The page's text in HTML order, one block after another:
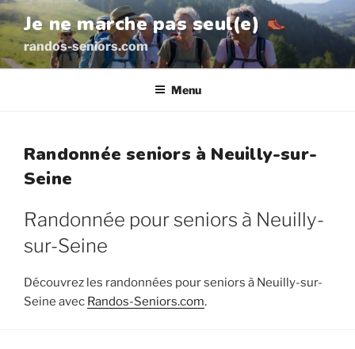
Aller
au
contenu
principal
Je ne marche pas seul(e)
randos-seniors.com
Menu
Randonnée seniors à Neuilly-sur-
Seine
Randonnée pour seniors à Neuilly-
sur-Seine
Découvrez les randonnées pour seniors à Neuilly-sur-
Seine avec Randos-Seniors.com.